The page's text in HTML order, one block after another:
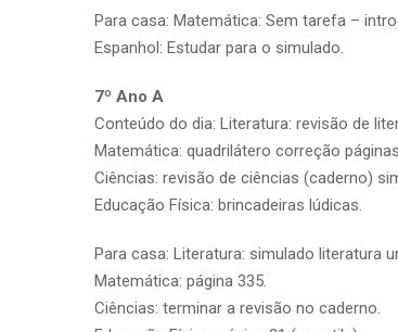
Para casa: Matemática: Sem tarefa –
Espanhol: Estudar para o simulado.
7º Ano A
Conteúdo do dia: Literatura: revisão de
Matemática: quadrilátero correção
Ciências: revisão de ciências (caderno)
Educação Física: brincadeiras lúdicas.
Para casa: Literatura: simulado literatura
Matemática: página 335.
Ciências: terminar a revisão no caderno.